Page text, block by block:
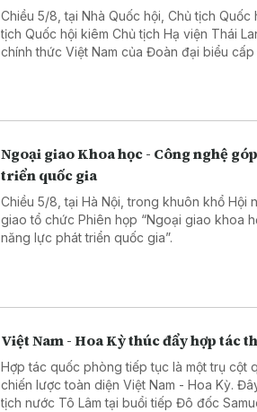
Chiều 5/8, tại Nhà Quốc hội, Chủ tịch
tịch Quốc hội kiêm Chủ tịch Hạ viện Thái
chính thức Việt Nam của Đoàn đại biểu
Ngoại giao Khoa học - Công nghệ
triển quốc gia
Chiều 5/8, tại Hà Nội, trong khuôn khổ Hội
giao tổ chức Phiên họp “Ngoại giao khoa
năng lực phát triển quốc gia”.
Việt Nam - Hoa Kỳ thúc đẩy hợp tác
Hợp tác quốc phòng tiếp tục là một trụ cột
chiến lược toàn diện Việt Nam - Hoa Kỳ.
tịch nước Tô Lâm tại buổi tiếp Đô đốc